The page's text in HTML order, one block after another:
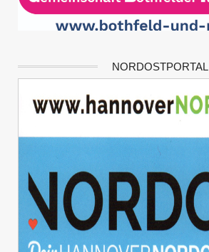
NORDOSTPORTAL